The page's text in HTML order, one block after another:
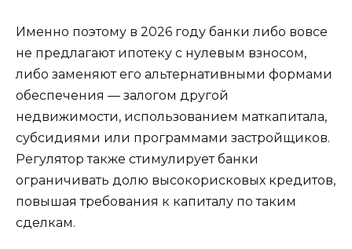
Именно поэтому в 2026 году банки либо вовсе
не предлагают ипотеку с нулевым взносом,
либо заменяют его альтернативными формами
обеспечения — залогом другой
недвижимости, использованием маткапитала,
субсидиями или программами застройщиков.
Регулятор также стимулирует банки
ограничивать долю высокорисковых кредитов,
повышая требования к капиталу по таким
сделкам.